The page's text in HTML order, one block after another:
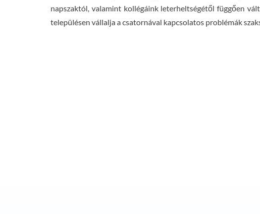
napszaktól, valamint kollégáink leterheltségétől függően
településen vállalja a csatornával kapcsolatos problémák